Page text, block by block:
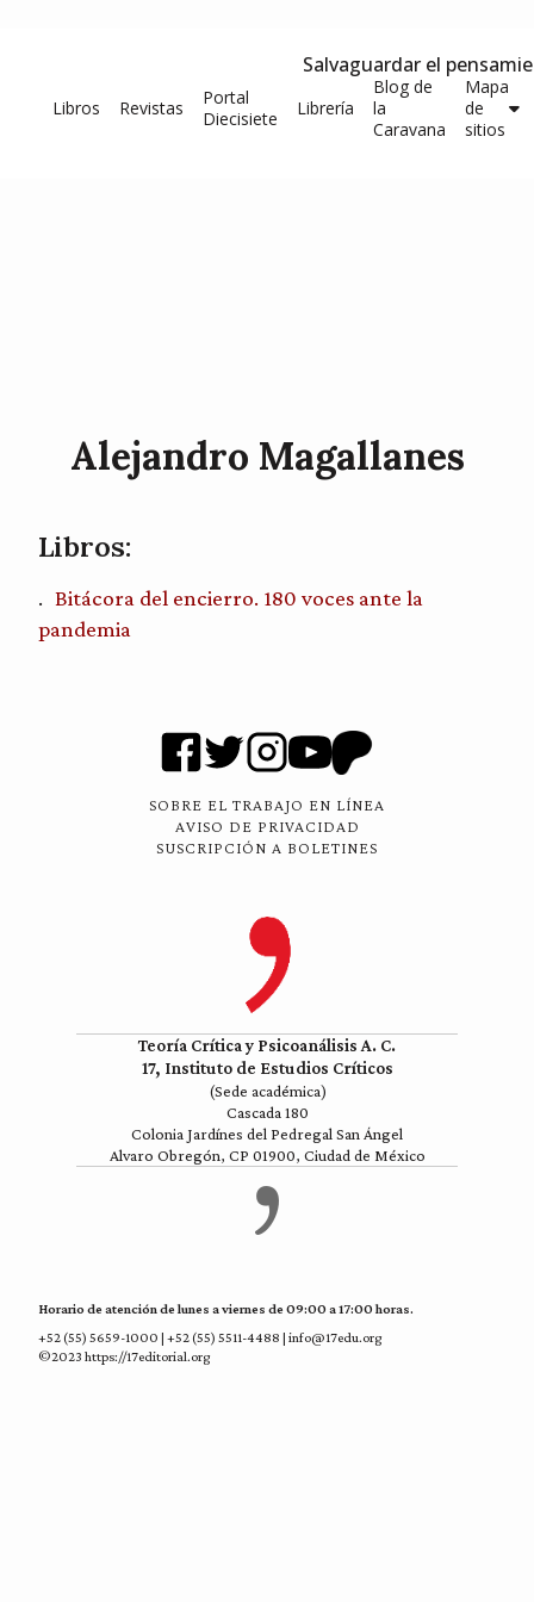
Salvaguardar el
Libros Revistas
Portal
Diecisiete
Librería
Blog de
la
Caravana
Mapa
de
sitios
Alejandro Magallanes
Libros:
Bitácora del encierro. 180 voces ante la
pandemia
SOBRE EL TRABAJO EN LÍNEA
AVISO DE PRIVACIDAD
SUSCRIPCIÓN A BOLETINES
Teoría Crítica y Psicoanálisis A. C.
17, Instituto de Estudios Críticos
(Sede académica)
Cascada 180
Colonia Jardínes del Pedregal San Ángel
Alvaro Obregón, CP 01900, Ciudad de México
Horario de atención de lunes a viernes de 09:00 a 17:00 horas.
+52 (55) 5659-1000 | +52 (55) 5511-4488 | info@17edu.org
©2023 https://17editorial.org